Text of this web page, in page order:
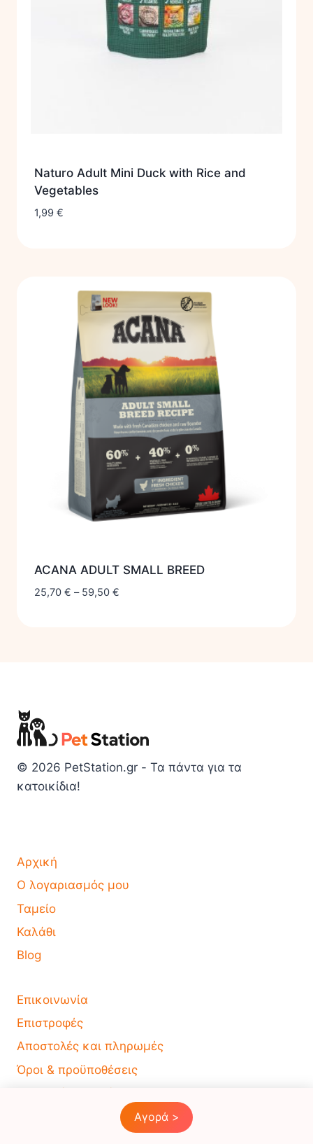
Naturo Adult Mini Duck with Rice and
Vegetables
1,99 €
ACANA ADULT SMALL BREED
25,70 € – 59,50 €
© 2026 PetStation.gr - Τα πάντα για τα
κατοικίδια!
Αρχική
Ο λογαριασμός μου
Ταμείο
Καλάθι
Blog
Επικοινωνία
Επιστροφές
Αποστολές και πληρωμές
Όροι & προϋποθέσεις
Αγορά >